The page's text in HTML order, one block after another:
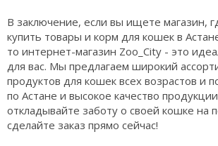
В заключение, если вы ищете магазин,
купить товары и корм для кошек в
то интернет-магазин Zoo_City - это
для вас. Мы предлагаем широкий
продуктов для кошек всех возрастов и
по Астане и высокое качество
откладывайте заботу о своей кошке на
сделайте заказ прямо сейчас!